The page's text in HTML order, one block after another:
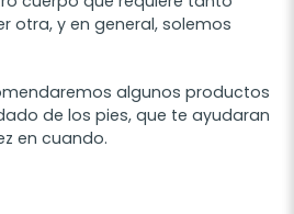
otra, y en general, solemos
algunos productos
de los pies, que te ayudaran
en cuando.